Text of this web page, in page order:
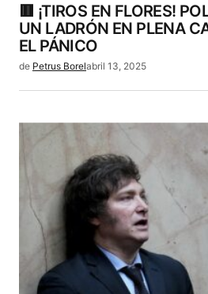
🟥 ¡TIROS EN FLORES!
UN LADRÓN EN PLENA
EL PÁNICO
de Petrus Borelabril 13, 2025